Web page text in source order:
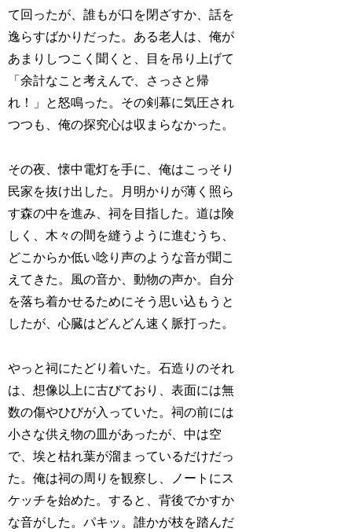
て回ったが、誰もが口を閉ざすか、話を
逸らすばかりだった。ある老人は、俺が
あまりしつこく聞くと、目を吊り上げて
「余計なこと考えんで、さっさと帰
れ！」と怒鳴った。その剣幕に気圧され
つつも、俺の探究心は収まらなかった。
その夜、懐中電灯を手に、俺はこっそり
民家を抜け出した。月明かりが薄く照ら
す森の中を進み、祠を目指した。道は険
しく、木々の間を縫うように進むうち、
どこからか低い唸り声のような音が聞こ
えてきた。風の音か、動物の声か。自分
を落ち着かせるためにそう思い込もうと
したが、心臓はどんどん速く脈打った。
やっと祠にたどり着いた。石造りのそれ
は、想像以上に古びており、表面には無
数の傷やひびが入っていた。祠の前には
小さな供え物の皿があったが、中は空
で、埃と枯れ葉が溜まっているだけだっ
た。俺は祠の周りを観察し、ノートにス
ケッチを始めた。すると、背後でかすか
な音がした。パキッ。誰かが枝を踏んだ